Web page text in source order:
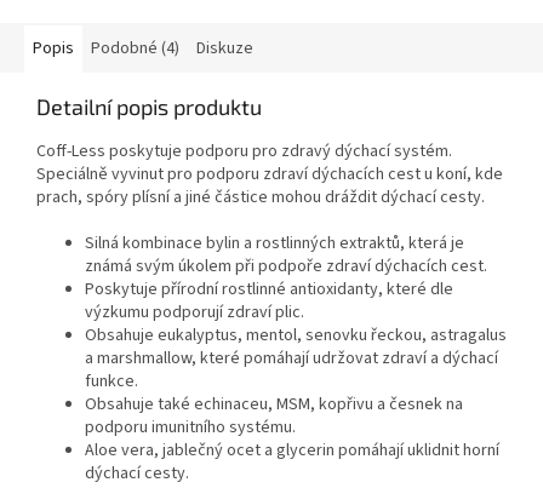
Popis Podobné (4) Diskuze
Detailní popis produktu
Coff-Less poskytuje podporu pro zdravý dýchací systém.
Speciálně vyvinut pro podporu zdraví dýchacích cest u koní, kde
prach, spóry plísní a jiné částice mohou dráždit dýchací cesty.
Silná kombinace bylin a rostlinných extraktů, která je
známá svým úkolem při podpoře zdraví dýchacích cest.
Poskytuje přírodní rostlinné antioxidanty, které dle
výzkumu podporují zdraví plic.
Obsahuje eukalyptus, mentol, senovku řeckou, astragalus
a marshmallow, které pomáhají udržovat zdraví a dýchací
funkce.
Obsahuje také echinaceu, MSM, kopřivu a česnek na
podporu imunitního systému.
Aloe vera, jablečný ocet a glycerin pomáhají uklidnit horní
dýchací cesty.